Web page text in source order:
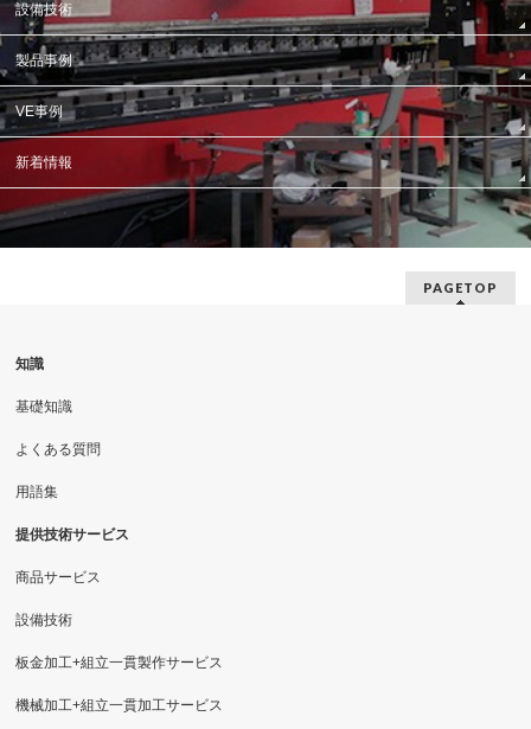
設備技術
製品事例
VE事例
新着情報
PAGETOP
知識
基礎知識
よくある質問
用語集
提供技術サービス
商品サービス
設備技術
板金加工+組立一貫製作サービス
機械加工+組立一貫加工サービス